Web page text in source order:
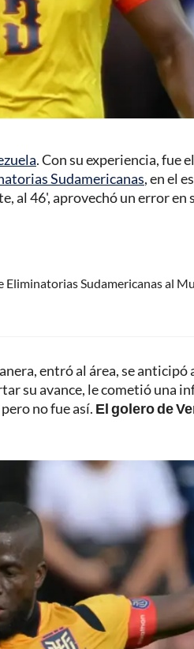
. Con su experiencia, fue
Sudamericanas, en el
al 46', aprovechó un error
Eliminatorias Sudamericanas al
entró al área, se
su avance, le cometió una
no fue así. El golero de